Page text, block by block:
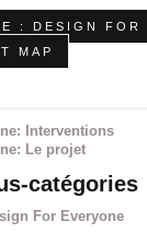
: DESIGN FOR
MAP
Interventions
Le projet
catégories
For Everyone